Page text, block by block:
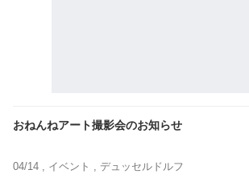
おねんねアート撮影会のお知らせ
04/14 , イベント , デュッセルドルフ